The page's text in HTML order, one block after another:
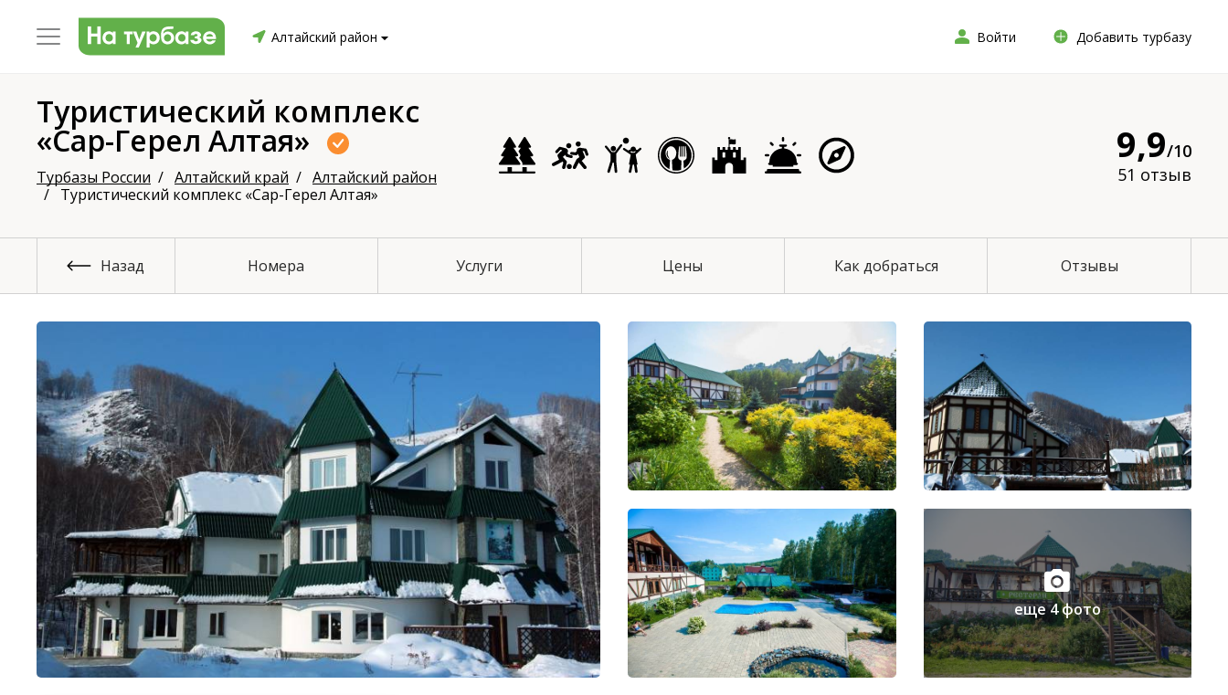
Алтайский район Войти Добавить турбазу
Туристический комплекс
«Сар-Герел Алтая»
Турбазы России Алтайский край
Алтайский район
Туристический комплекс «Сар-Герел Алтая»
9,9/10
51 отзыв
Назад Номера Услуги Цены Как добраться Отзывы
еще 4 фото
Заринский район Смоленский район Топчихинский район